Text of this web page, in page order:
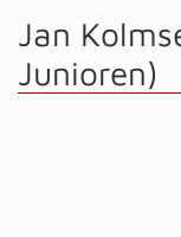
Jan
Junioren)